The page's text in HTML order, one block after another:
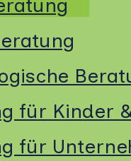
für Kinder
für